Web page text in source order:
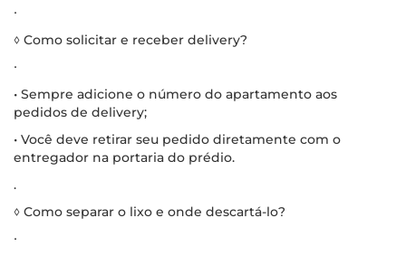
∙
◊ Como solicitar e receber delivery?
∙
• Sempre adicione o número do apartamento aos
pedidos de delivery;
• Você deve retirar seu pedido diretamente com o
entregador na portaria do prédio.
.
◊ Como separar o lixo e onde descartá-lo?
∙